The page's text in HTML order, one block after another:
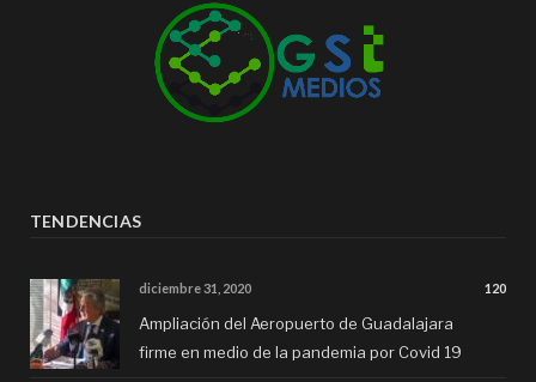
TENDENCIAS
diciembre 31, 2020 120
Ampliación del Aeropuerto de Guadalajara
firme en medio de la pandemia por Covid 19